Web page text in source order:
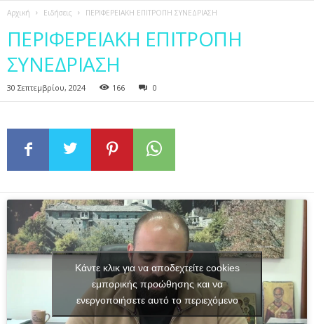
Αρχική Ειδήσεις ΠΕΡΙΦΕΡΕΙΑΚΗ ΕΠΙΤΡΟΠΗ ΣΥΝΕΔΡΙΑΣΗ
ΠΕΡΙΦΕΡΕΙΑΚΗ ΕΠΙΤΡΟΠΗ
ΣΥΝΕΔΡΙΑΣΗ
30 Σεπτεμβρίου, 2024 166 0
Κάντε κλικ για να αποδεχτείτε cookies
εμπορικής προώθησης και να
ενεργοποιήσετε αυτό το περιεχόμενο